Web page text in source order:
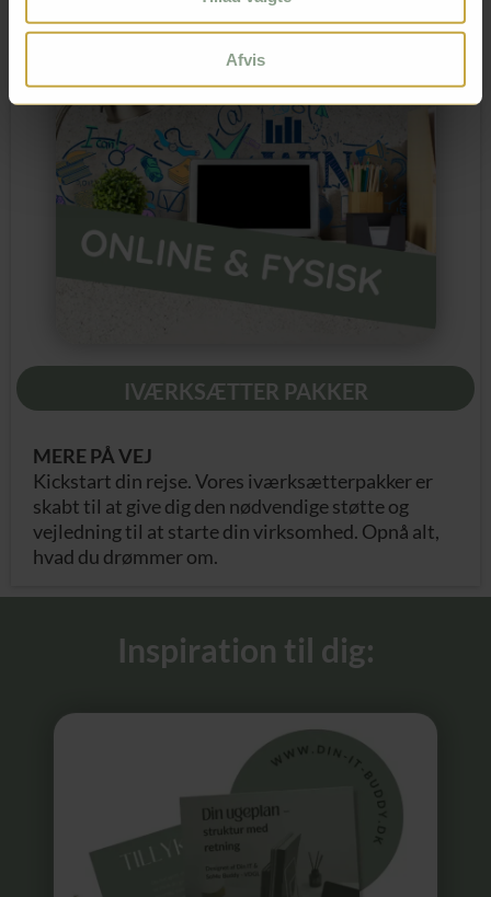
Afvis
IVÆRKSÆTTER PAKKER
MERE PÅ VEJ
Kickstart din rejse. Vores iværksætterpakker er
skabt til at give dig den nødvendige støtte og
vejledning til at starte din virksomhed. Opnå alt,
hvad du drømmer om.
Inspiration til dig: